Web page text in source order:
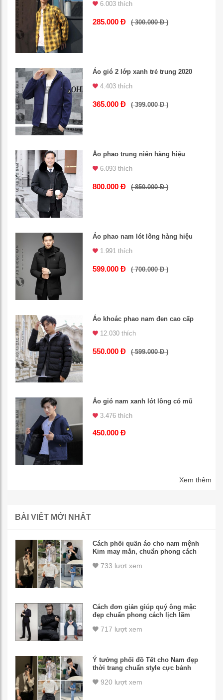
6.003 thích
285.000 Đ ( 300.000 Đ )
Áo gió 2 lớp xanh trẻ trung 2020
4.403 thích
365.000 Đ ( 399.000 Đ )
Áo phao trung niên hàng hiệu
6.093 thích
800.000 Đ ( 850.000 Đ )
Áo phao nam lót lông hàng hiệu
1.991 thích
599.000 Đ ( 700.000 Đ )
Áo khoác phao nam đen cao cấp
12.030 thích
550.000 Đ ( 599.000 Đ )
Áo gió nam xanh lót lông có mũ
3.476 thích
450.000 Đ
Xem thêm
BÀI VIẾT MỚI NHẤT
Cách phối quần áo cho nam mệnh
Kim may mắn, chuẩn phong cách
733 lượt xem
Cách đơn giản giúp quý ông mặc
đẹp chuẩn phong cách lịch lãm
717 lượt xem
Ý tưởng phối đồ Tết cho Nam đẹp
thời trang chuẩn style cực bảnh
920 lượt xem